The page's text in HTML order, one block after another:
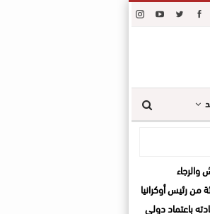
من رئيس أوكرانيا
باعتماد دولي